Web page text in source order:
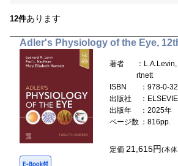
12件あります
Adler's Physiology of the Eye,
著者
：
rtnett
ISBN
：978-0-
出版社
：
出版年
：2025年
ページ数 ：816pp.
定価21,615円(本